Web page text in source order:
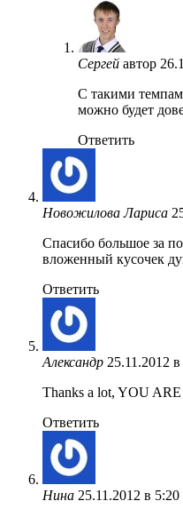
Сергей автор
С такими
можно будет
Ответить
Новожилова Лариса
Спасибо большое за
вложенный кусочек
Ответить
Александр 25.11.2012
Thanks a lot, YOU
Ответить
Нина 25.11.2012 в